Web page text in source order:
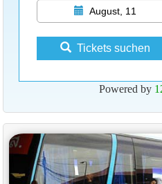
August, 11
Tickets suchen
Powered by